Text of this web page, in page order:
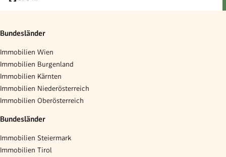
Bundesländer
Immobilien Wien
Immobilien Burgenland
Immobilien Kärnten
Immobilien Niederösterreich
Immobilien Oberösterreich
Bundesländer
Immobilien Steiermark
Immobilien Tirol